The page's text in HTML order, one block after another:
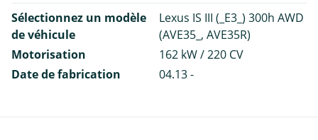
Sélectionnez un modèle
de véhicule
Lexus IS III (_E3_) 300h AWD
(AVE35_, AVE35R)
Motorisation
162 kW / 220 CV
Date de fabrication
04.13 -